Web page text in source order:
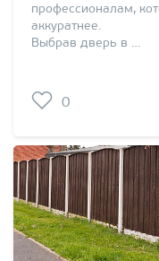
профессионалам,
аккуратнее.
Выбрав дверь в …
0